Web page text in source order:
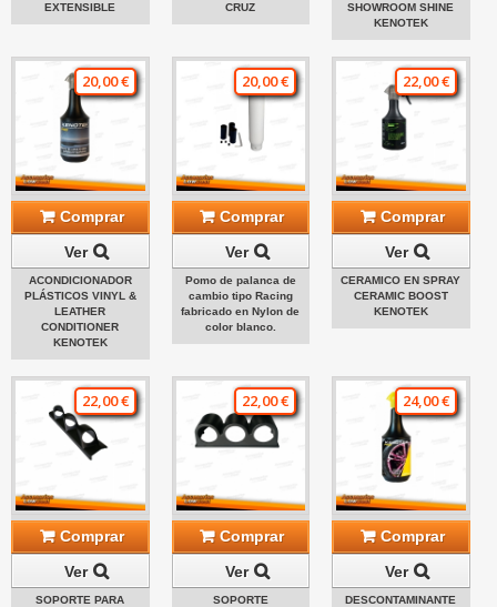
EXTENSIBLE
CRUZ
SHOWROOM SHINE
KENOTEK
20,00 €
Comprar
Ver
ACONDICIONADOR
PLÁSTICOS VINYL &
LEATHER
CONDITIONER
KENOTEK
20,00 €
Comprar
Ver
Pomo de palanca de
cambio tipo Racing
fabricado en Nylon de
color blanco.
22,00 €
Comprar
Ver
CERAMICO EN SPRAY
CERAMIC BOOST
KENOTEK
22,00 €
Comprar
Ver
SOPORTE PARA
22,00 €
Comprar
Ver
SOPORTE
24,00 €
Comprar
Ver
DESCONTAMINANTE